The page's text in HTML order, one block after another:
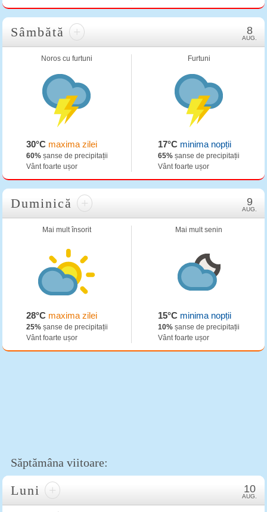
Sâmbătă + 8
AUG.
Noros cu furtuni
30°Cmaxima zilei
60%șanse de precipitații
Vânt foarte ușor
Furtuni
17°C minima nopții
65% șanse de precipitații
Vânt foarte ușor
Duminică + 9
AUG.
Mai mult însorit
28°Cmaxima zilei
25%șanse de precipitații
Vânt foarte ușor
Mai mult senin
15°C minima nopții
10% șanse de precipitații
Vânt foarte ușor
Săptămâna viitoare:
Luni + 10
AUG.